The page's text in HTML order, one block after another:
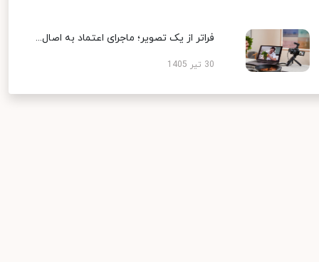
فراتر از یک تصویر؛ ماجرای اعتماد به اصال...
30 تیر 1405